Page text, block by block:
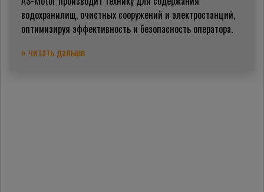
водохранилищ, очистных сооружений и электростанций,
оптимизируя эффективность и безопасность оператора.
» читать дальше